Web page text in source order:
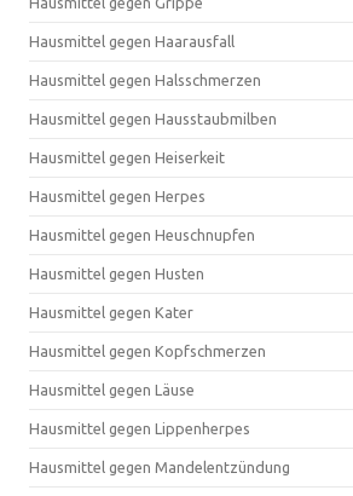
Hausmittel gegen Haarausfall
Hausmittel gegen Halsschmerzen
Hausmittel gegen Hausstaubmilben
Hausmittel gegen Heiserkeit
Hausmittel gegen Herpes
Hausmittel gegen Heuschnupfen
Hausmittel gegen Husten
Hausmittel gegen Kater
Hausmittel gegen Kopfschmerzen
Hausmittel gegen Läuse
Hausmittel gegen Lippenherpes
Hausmittel gegen Mandelentzündung